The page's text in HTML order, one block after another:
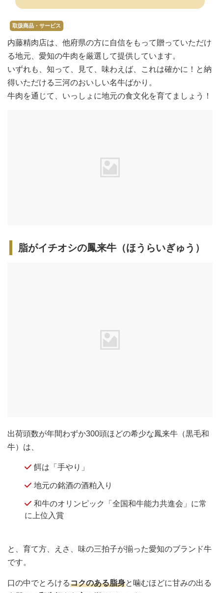
取扱商品・サービス
内藤精肉店は、他府県の方に自信をもって贈っていただけ
る地元、愛知の牛肉を厳選して提供しています。
いずれも、知って、見て、味わえば、これは確かに！と納
得いただける三河のおいしい名牛ばかり。
牛肉を通じて、いっしょに地元の食文化を育てましょう！
脂がイチオシの鳳来牛（ほうらいぎゅう）
出荷頭数が年間わずか300頭ほどの希少な鳳来牛（黒毛和
牛）は、
餌は「手やり」
地元の銘酒の酒粕入り
和牛のオリンピック「全国和牛能力共進会」に常
に上位入賞
と、育て方、えさ、味の三拍子が揃った愛知のブランド牛
です。
口の中でとろけるコクのある脂身と噛むほどに甘みの出る